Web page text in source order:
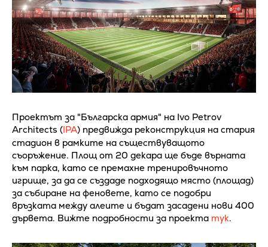
Проектът за "Българска армия" на Ivo Petrov
Architects (IPA) предвижда реконструкция на стария
стадион в рамките на съществуващото
съоръжение. Площ от 20 декара ще бъде върната
към парка, като се премахне тренировъчното
игрище, за да се създаде подходящо място (площад)
за събиране на феновете, като се подобри
връзката между алеите и бъдат засадени нови 400
дървета. Вижте подробности за проекта тук.